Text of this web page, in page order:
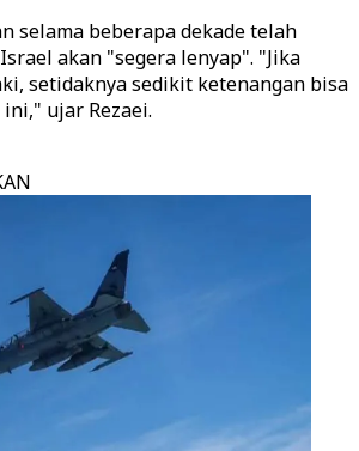
selama beberapa dekade telah
akan "segera lenyap". "Jika
setidaknya sedikit ketenangan bisa
ujar Rezaei.